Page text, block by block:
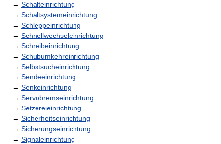
→ Schalteinrichtung
→ Schaltsystemeinrichtung
→ Schleppeinrichtung
→ Schnellwechseleinrichtung
→ Schreibeinrichtung
→ Schubumkehreinrichtung
→ Selbstsucheinrichtung
→ Sendeeinrichtung
→ Senkeinrichtung
→ Servobremseinrichtung
→ Setzereieinrichtung
→ Sicherheitseinrichtung
→ Sicherungseinrichtung
→ Signaleinrichtung